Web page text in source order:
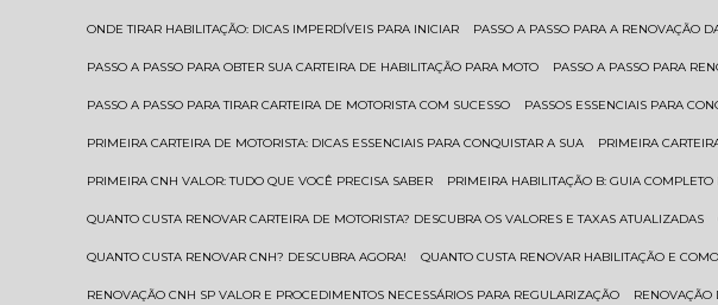
ONDE TIRAR HABILITAÇÃO: DICAS IMPERDÍVEIS PARA INICIAR PASSO A PASSO PARA A RENOVAÇÃO
PASSO A PASSO PARA OBTER SUA CARTEIRA DE HABILITAÇÃO PARA MOTO PASSO A PASSO PARA
PASSO A PASSO PARA TIRAR CARTEIRA DE MOTORISTA COM SUCESSO PASSOS ESSENCIAIS PARA
PRIMEIRA CARTEIRA DE MOTORISTA: DICAS ESSENCIAIS PARA CONQUISTAR A SUA PRIMEIRA
PRIMEIRA CNH VALOR: TUDO QUE VOCÊ PRECISA SABER PRIMEIRA HABILITAÇÃO B: GUIA
QUANTO CUSTA RENOVAR CARTEIRA DE MOTORISTA? DESCUBRA OS VALORES E TAXAS ATUALIZADAS
QUANTO CUSTA RENOVAR CNH? DESCUBRA AGORA! QUANTO CUSTA RENOVAR HABILITAÇÃO E
RENOVAÇÃO CNH SP VALOR E PROCEDIMENTOS NECESSÁRIOS PARA REGULARIZAÇÃO